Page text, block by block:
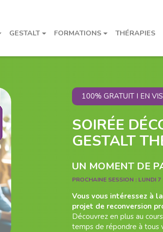
GESTALT FORMATIONS THÉRAPIES
100% GRATUIT I EN
SOIRÉE
GESTALT
UN MOMENT DE
PROCHAINE SESSION : LUNDI 7
Vous vous intéressez à
projet de reconversion
Découvrez en plus au
temps de répondre à tous